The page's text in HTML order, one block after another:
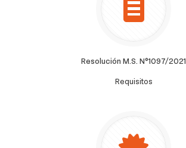
Resolución M.S. N°1097/2021
Requisitos